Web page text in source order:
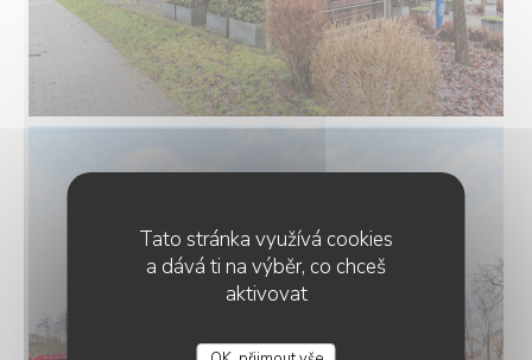
Tato stránka využívá cookies
a dává ti na výběr, co chceš
aktivovat